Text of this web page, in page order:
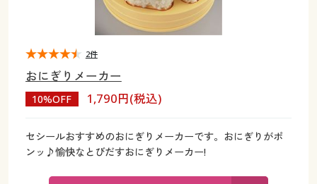
カーテン・ラグ・ファブリック
ジュニア・ティーンズ下着
大きいサイズ通販すべて
大きいサイズ レディース服
大きいサイズ レディース下着
大きいサイズ メンズ
大きいサイズ 事務・制服
バーゲンセール
シークレットセール
詳細検索
商品カテゴリ一覧
カタログ・チラシからのご注文
ジュニア・ティーンズ下着
大きいサイズ レディース服
大きいサイズ レディース下着
シークレットセール
商品カテゴリ一覧
カタログ
デジタルカタログ
おにぎりメーカー
10%OFF 1,790円(税込)
セシールおすすめのおにぎりメーカーです。おにぎりがポ
ンッ♪愉快なとびだすおにぎりメーカー!
2件